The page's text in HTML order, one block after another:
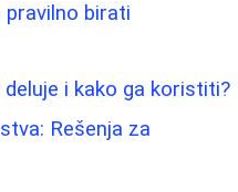
pravilno birati
i kako ga koristiti?
Rešenja za